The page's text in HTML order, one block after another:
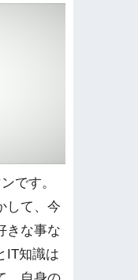
です。
して、今
きな事な
IT知識は